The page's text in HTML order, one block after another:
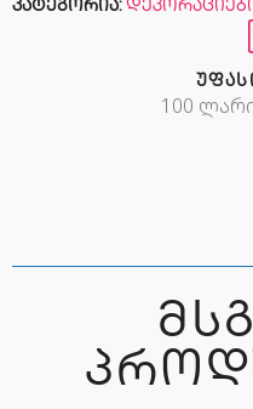
კატეგორია:
100